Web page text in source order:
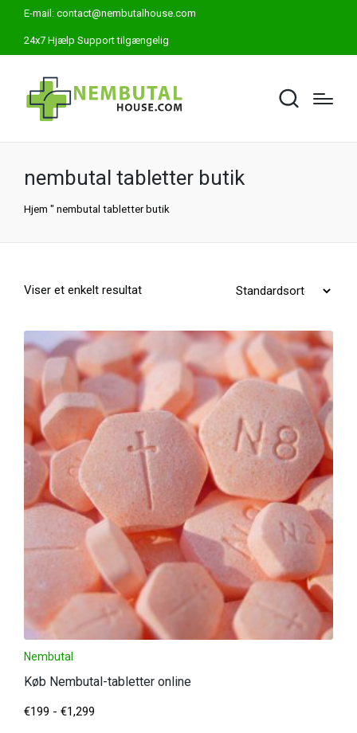
E-mail: contact@nembutalhouse.com
24x7 Hjælp Support tilgængelig
nembutal tabletter butik
Hjem " nembutal tabletter butik
Viser et enkelt resultat
Nembutal
Køb Nembutal-tabletter online
€199 - €1,299